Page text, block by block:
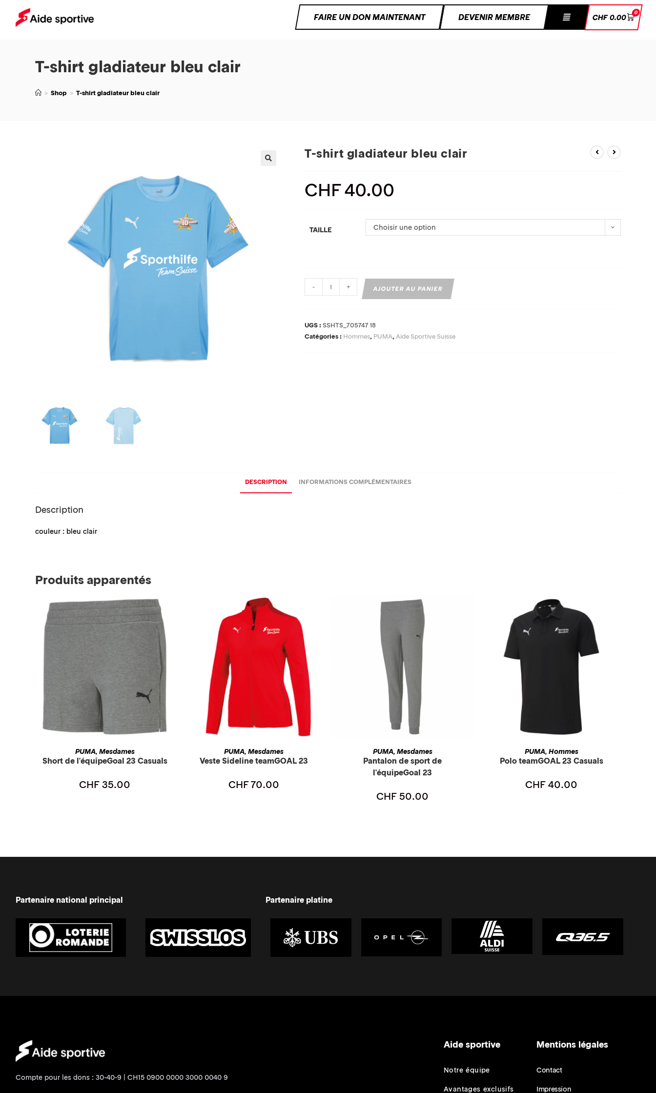
FAIRE UN DON MAINTENANT DEVENIR MEMBRE CHF0.00
0
T-shirt gladiateur bleu clair
> Shop > T-shirt gladiateur bleu clair
T-shirt gladiateur bleu clair
CHF40.00
TAILLE Choisir une option
- + AJOUTER AU PANIER
UGS :SSHTS_705747 18
Catégories : Hommes, PUMA,Aide Sportive Suisse
DESCRIPTION INFORMATIONS COMPLÉMENTAIRES
Description
couleur : bleu clair
Produits apparentés
CHOIX DES OPTIONS
PUMA, Mesdames
Short de l'équipeGoal 23 Casuals
CHF35.00
CHOIX DES OPTIONS
PUMA, Mesdames
Veste Sideline teamGOAL 23
CHF70.00
CHOIX DES OPTIONS
PUMA, Mesdames
Pantalon de sport de
l'équipeGoal 23
CHF50.00
CHOIX DES OPTIONS
PUMA, Hommes
Polo teamGOAL 23 Casuals
CHF40.00
Partenaire national principal Partenaire platine
Compte pour les dons : 30-40-9 | CH15 0900 0000 3000 0040 9
Aide sportive
Notre équipe
Avantages exclusifs
Mentions légales
Contact
Impression